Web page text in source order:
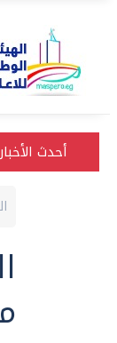
أحدث الأخبار